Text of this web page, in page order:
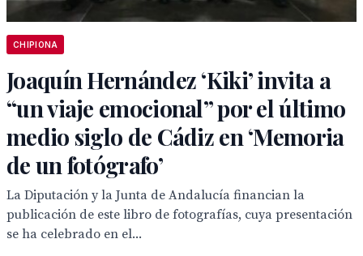
CHIPIONA
Joaquín Hernández ‘Kiki’ invita a
“un viaje emocional” por el último
medio siglo de Cádiz en ‘Memoria
de un fotógrafo’
La Diputación y la Junta de Andalucía financian la
publicación de este libro de fotografías, cuya presentación
se ha celebrado en el...